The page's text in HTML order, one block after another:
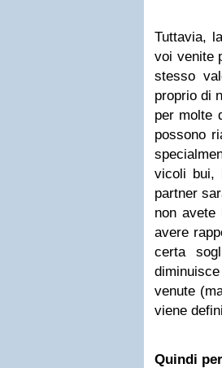
Tuttavia,
voi venite
stesso
proprio di
per molte
possono
vicoli bui,
partner
non avete
avere
certa
venute
viene
Quindi